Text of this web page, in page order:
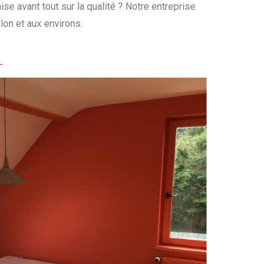
avant tout sur la qualité ? Notre entreprise
et aux environs.